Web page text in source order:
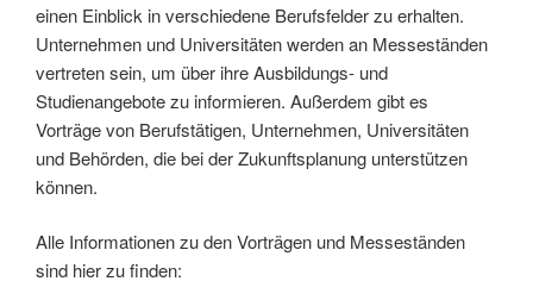
einen Einblick in verschiedene Berufsfelder zu erhalten.
Unternehmen und Universitäten werden an Messeständen
vertreten sein, um über ihre Ausbildungs- und
Studienangebote zu informieren. Außerdem gibt es
Vorträge von Berufstätigen, Unternehmen, Universitäten
und Behörden, die bei der Zukunftsplanung unterstützen
können.
Alle Informationen zu den Vorträgen und Messeständen
sind hier zu finden: